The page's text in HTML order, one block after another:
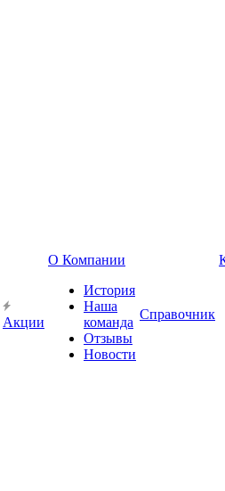
Акции
О Компании
История
Наша
команда
Отзывы
Новости
Справочник